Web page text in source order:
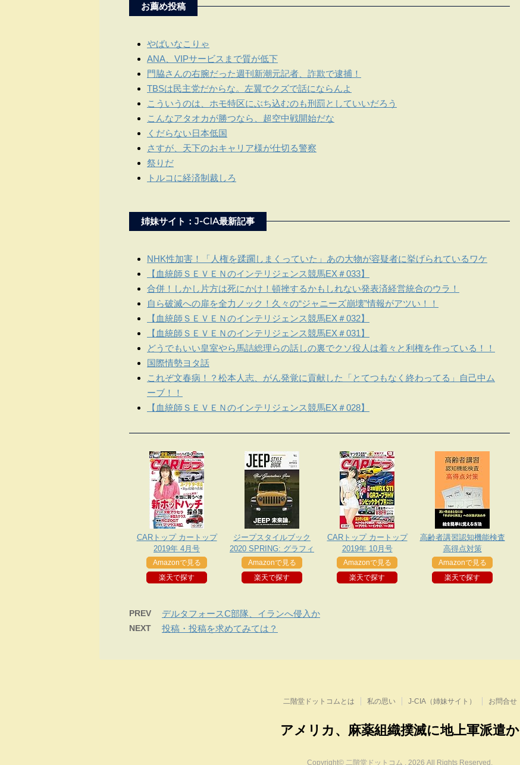
お薦め投稿
やばいなこりゃ
ANA、VIPサービスまで質が低下
門脇さんの右腕だった週刊新潮元記者、詐欺で逮捕！
TBSは民主党だからな。左翼でクズで話にならんよ
こういうのは、ホモ特区にぶち込むのも刑罰としていいだろう
こんなアタオカが勝つなら、超空中戦開始だな
くだらない日本低国
さすが、天下のおキャリア様が仕切る警察
祭りだ
トルコに経済制裁しろ
姉妹サイト：J-CIA最新記事
NHK性加害！「人権を蹂躙しまくっていた」あの大物が容疑者に挙げられているワケ
【血統師ＳＥＶＥＮのインテリジェンス競馬EX＃033】
合併！しかし片方は死にかけ！頓挫するかもしれない発表済経営統合のウラ！
自ら破滅への扉を全力ノック！久々の“ジャニーズ崩壊”情報がアツい！！
【血統師ＳＥＶＥＮのインテリジェンス競馬EX＃032】
【血統師ＳＥＶＥＮのインテリジェンス競馬EX＃031】
どうでもいい皇室やら馬詰総理らの話しの裏でクソ役人は着々と利権を作っている！！
国際情勢ヨタ話
これぞ文春病！？松本人志、がん発覚に貢献した「とてつもなく終わってる」自己中ム
ーブ！！
【血統師ＳＥＶＥＮのインテリジェンス競馬EX＃028】
CARトップ カートップ
2019年 4月号
Amazonで見る
楽天で探す
ジープスタイルブック
2020 SPRING: グラフィ
スムック
Amazonで見る
楽天で探す
CARトップ カートップ
2019年 10月号
Amazonで見る
楽天で探す
高齢者講習認知機能検査
高得点対策
Amazonで見る
楽天で探す
PREV デルタフォースC部隊、イランへ侵入か
NEXT 投稿・投稿を求めてみては？
二階堂ドットコムとは 私の思い J-CIA（姉妹サイト） お問合せ
アメリカ、麻薬組織撲滅に地上軍派遣か
Copyright© 二階堂ドットコム , 2026 All Rights Reserved.